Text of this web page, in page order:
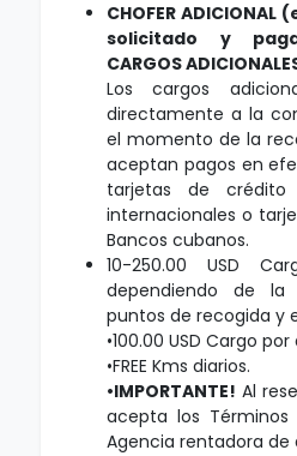
CHOFER
solicitado y
CARGOS
Los cargos
directamente a la
el momento de la
aceptan pagos en
tarjetas de crédito
internacionales o
Bancos cubanos.
10-250.00 USD
dependiendo de
puntos de recogida y
•100.00 USD Cargo
•FREE Kms diarios.
•IMPORTANTE! Al
acepta los
Agencia rentadora de